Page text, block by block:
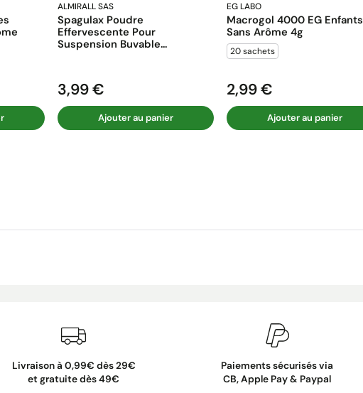
ALMIRALL SAS
Spagulax Poudre
Effervescente Pour
Suspension Buvable...
Prix
3,99 €
Ajouter au panier
EG LABO
Macrogol 4000 EG Enfants
Sans Arôme 4g
20 sachets
Prix
2,99 €
Ajouter au panier
Livraison à 0,99€ dès 29€
et gratuite dès 49€
Paiements sécurisés via
CB, Apple Pay & Paypal